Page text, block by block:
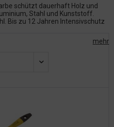
schützt dauerhaft Holz und
Stahl und Kunststoff.
Bis zu 12 Jahren Intensivschutz
mehr